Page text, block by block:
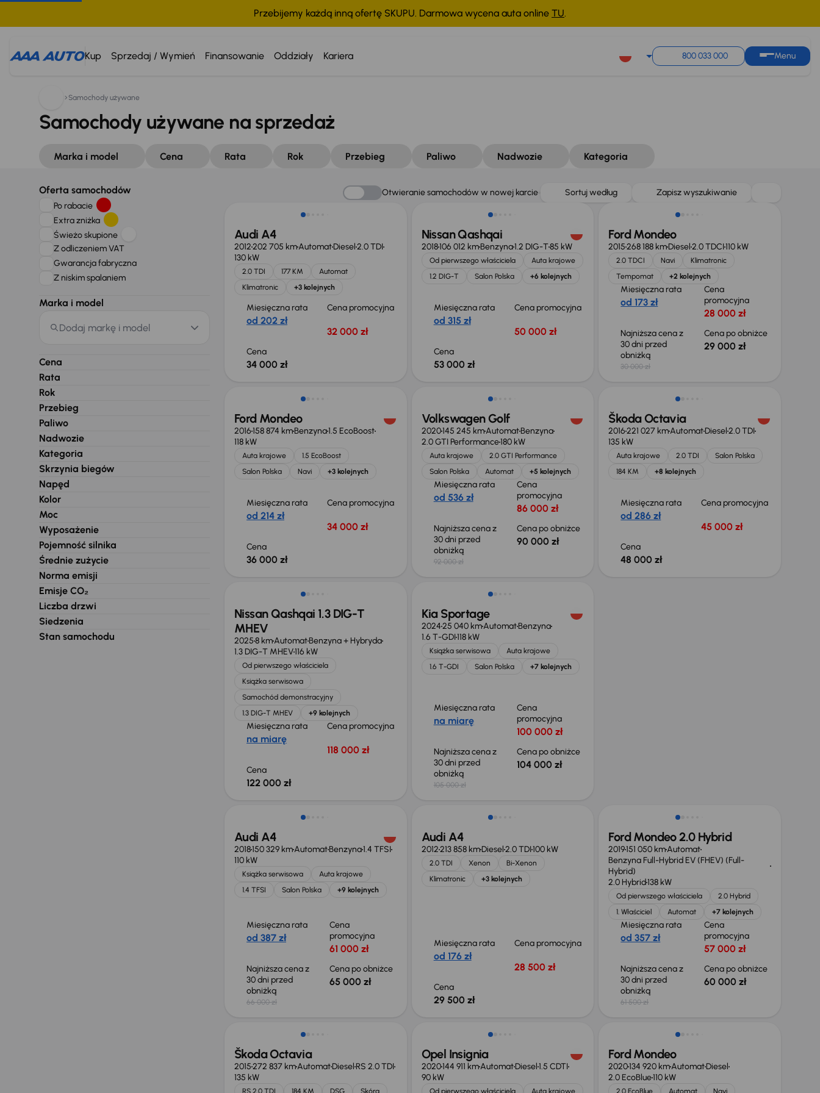
Przebijemy każdą inną ofertę SKUPU. Darmowa wycena auta online TU.
Kup Sprzedaj / Wymień Finansowanie Oddziały Kariera 800 033 000 Menu
Samochody używane
Samochody używane na sprzedaż
Marka i model Cena Rata Rok Przebieg Paliwo Nadwozie Kategoria
Oferta samochodów
Po rabacie
Extra zniżka
Świeżo skupione
Z odliczeniem VAT
Gwarancja fabryczna
Z niskim spalaniem
Marka i model
Dodaj markę i model
Cena
Rata
Rok
Przebieg
Paliwo
Nadwozie
Kategoria
Skrzynia biegów
Napęd
Kolor
Moc
Wyposażenie
Pojemność silnika
Średnie zużycie
Norma emisji
Emisje CO₂
Liczba drzwi
Siedzenia
Stan samochodu
Otwieranie samochodów w nowej karcie Sortuj według Zapisz wyszukiwanie
Audi A4
2012202 705 kmAutomatDiesel2.0 TDI
130 kW
2.0 TDI 177 KM
Automat
Klimatronic
+3 kolejnych
Miesięczna rata
od 202 zł
Cena promocyjna
32 000 zł
Cena
34 000 zł
Nissan Qashqai
2018106 012 kmBenzyna1.2 DIG-T85 kW
Od pierwszego właściciela
Auta krajowe
1.2 DIG-T
Salon Polska +6 kolejnych
Miesięczna rata
od 315 zł
Cena promocyjna
50 000 zł
Cena
53 000 zł
Taniej o 1 000 zł
Ford Mondeo
2015268 188 kmDiesel2.0 TDCI110 kW
2.0 TDCI Navi
Klimatronic
Tempomat
+2 kolejnych
Miesięczna rata
od 173 zł
Cena
promocyjna
28 000 zł
Najniższa cena z
30 dni przed
obniżką
30 000 zł
Cena po obniżce
29 000 zł
Ford Mondeo
2016158 874 kmBenzyna1.5 EcoBoost
118 kW
Auta krajowe
1.5 EcoBoost
Salon Polska
Navi +3 kolejnych
Miesięczna rata
od 214 zł
Cena promocyjna
34 000 zł
Cena
36 000 zł
Taniej o 2 000 zł
Volkswagen Golf
2020145 245 kmAutomatBenzyna
2.0 GTI Performance180 kW
Auta krajowe
2.0 GTI Performance
Salon Polska
Automat +5 kolejnych
Miesięczna rata
od 536 zł
Cena
promocyjna
86 000 zł
Najniższa cena z
30 dni przed
obniżką
92 000 zł
Cena po obniżce
90 000 zł
Škoda Octavia
2016221 027 kmAutomatDiesel2.0 TDI
135 kW
Auta krajowe 2.0 TDI
Salon Polska
184 KM
+8 kolejnych
Miesięczna rata
od 286 zł
Cena promocyjna
45 000 zł
Cena
48 000 zł
Od nowego taniej o 36 775 zł
Nissan Qashqai 1.3 DIG-T
MHEV
20258 kmAutomatBenzyna + Hybryda
1.3 DIG-T MHEV116 kW
Od pierwszego właściciela
Książka serwisowa
Samochód demonstracyjny
1.3 DIG-T MHEV
+9 kolejnych
Miesięczna rata
na miarę
Cena promocyjna
118 000 zł
Cena
122 000 zł
Taniej o 1 000 zł
Kia Sportage
202425 040 kmAutomatBenzyna
1.6 T-GDI118 kW
Książka serwisowa
Auta krajowe
1.6 T-GDI
Salon Polska +7 kolejnych
Miesięczna rata
na miarę
Cena
promocyjna
100 000 zł
Najniższa cena z
30 dni przed
obniżką
105 000 zł
Cena po obniżce
104 000 zł
Audi A4
2018150 329 kmAutomatBenzyna1.4 TFSI
110 kW
Książka serwisowa
Auta krajowe
1.4 TFSI
Salon Polska +9 kolejnych
Miesięczna rata
od 387 zł
Cena
promocyjna
61 000 zł
Najniższa cena z
30 dni przed
obniżką
66 000 zł
Cena po obniżce
65 000 zł
Audi A4
2012213 858 kmDiesel2.0 TDI100 kW
2.0 TDI Xenon
Bi-Xenon
Klimatronic
+3 kolejnych
Miesięczna rata
od 176 zł
Cena promocyjna
28 500 zł
Cena
29 500 zł
Ford Mondeo 2.0 Hybrid
2019151 050 kmAutomat
Benzyna Full-Hybrid EV (FHEV) (Full-
Hybrid)
2.0 Hybrid138 kW
Od pierwszego właściciela
2.0 Hybrid
1. Właściciel
Automat +7 kolejnych
Miesięczna rata
od 357 zł
Cena
promocyjna
57 000 zł
Najniższa cena z
30 dni przed
obniżką
61 500 zł
Cena po obniżce
60 000 zł
Škoda Octavia
2015272 837 kmAutomatDiesel RS 2.0 TDI
135 kW
RS 2.0 TDI 184 KM DSG
Skóra
Możliwość odliczenia VAT
Opel Insignia
2020144 911 kmAutomatDiesel1.5 CDTI
90 kW
Od pierwszego właściciela
Auta krajowe
Taniej o 1 000 zł
Ford Mondeo
2020134 920 kmAutomatDiesel
2.0 EcoBlue110 kW
2.0 EcoBlue Automat
Navi